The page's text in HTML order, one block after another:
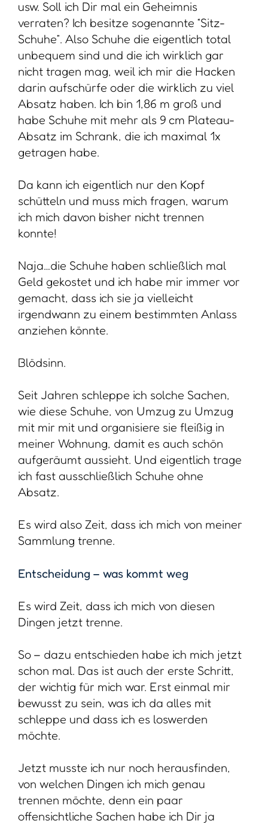
usw. Soll ich Dir mal ein Geheimnis
verraten? Ich besitze sogenannte “Sitz-
Schuhe”. Also Schuhe die eigentlich total
unbequem sind und die ich wirklich gar
nicht tragen mag, weil ich mir die Hacken
darin aufschürfe oder die wirklich zu viel
Absatz haben. Ich bin 1,86 m groß und
habe Schuhe mit mehr als 9 cm Plateau-
Absatz im Schrank, die ich maximal 1x
getragen habe.
Da kann ich eigentlich nur den Kopf
schütteln und muss mich fragen, warum
ich mich davon bisher nicht trennen
konnte!
Naja…die Schuhe haben schließlich mal
Geld gekostet und ich habe mir immer vor
gemacht, dass ich sie ja vielleicht
irgendwann zu einem bestimmten Anlass
anziehen könnte.
Blödsinn.
Seit Jahren schleppe ich solche Sachen,
wie diese Schuhe, von Umzug zu Umzug
mit mir mit und organisiere sie fleißig in
meiner Wohnung, damit es auch schön
aufgeräumt aussieht. Und eigentlich trage
ich fast ausschließlich Schuhe ohne
Absatz.
Es wird also Zeit, dass ich mich von meiner
Sammlung trenne.
Entscheidung – was kommt weg
Es wird Zeit, dass ich mich von diesen
Dingen jetzt trenne.
So – dazu entschieden habe ich mich jetzt
schon mal. Das ist auch der erste Schritt,
der wichtig für mich war. Erst einmal mir
bewusst zu sein, was ich da alles mit
schleppe und dass ich es loswerden
möchte.
Jetzt musste ich nur noch herausfinden,
von welchen Dingen ich mich genau
trennen möchte, denn ein paar
offensichtliche Sachen habe ich Dir ja